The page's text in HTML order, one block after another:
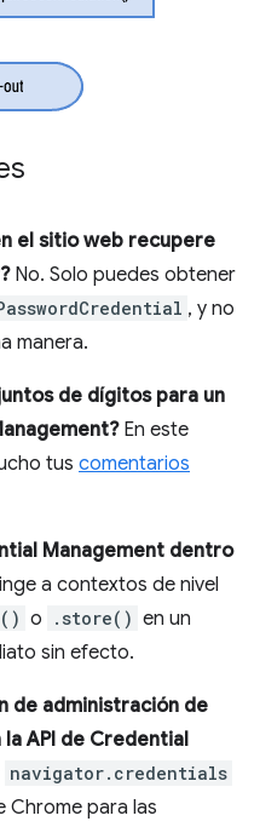
el sitio web recupere
No. Solo puedes obtener
, y no
manera.
de dígitos para un
En este
tus comentarios
Management dentro
a contextos de nivel
o .store() en un
sin efecto.
de administración de
API de Credential
navigator.credentials
Chrome para las